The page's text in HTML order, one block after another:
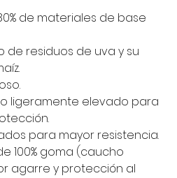
de materiales de base
de residuos de uva y su
ligeramente elevado para
para mayor resistencia.
100% goma (caucho
agarre y protección al